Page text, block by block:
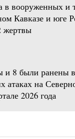
в вооруженных и
Кавказе и юге
жертвы
и 8 были ранены
атаках на
2026 года